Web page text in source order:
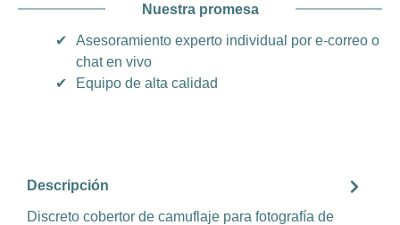
Nuestra promesa
✔
Asesoramiento experto individual por e-correo o
chat en vivo
✔
Equipo de alta calidad
Descripción
Discreto cobertor de camuflaje para fotografía de